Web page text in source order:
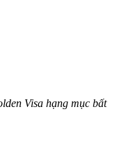
Visa hạng mục bất